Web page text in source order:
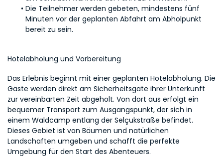
Die Teilnehmer werden gebeten, mindestens fünf
Minuten vor der geplanten Abfahrt am Abholpunkt
bereit zu sein.
Hotelabholung und Vorbereitung
Das Erlebnis beginnt mit einer geplanten Hotelabholung. Die
Gäste werden direkt am Sicherheitsgate ihrer Unterkunft
zur vereinbarten Zeit abgeholt. Von dort aus erfolgt ein
bequemer Transport zum Ausgangspunkt, der sich in
einem Waldcamp entlang der Selçukstraße befindet.
Dieses Gebiet ist von Bäumen und natürlichen
Landschaften umgeben und schafft die perfekte
Umgebung für den Start des Abenteuers.